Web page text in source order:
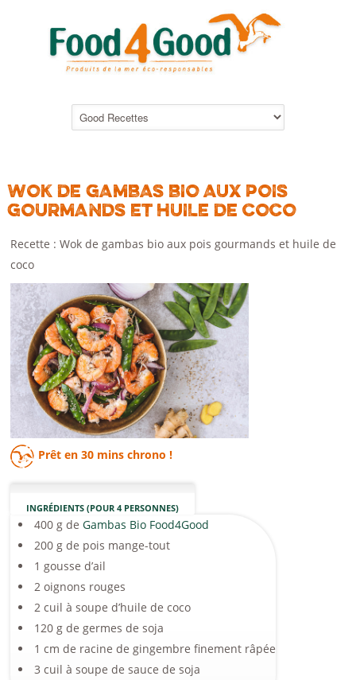
WOK DE GAMBAS BIO AUX POIS
GOURMANDS ET HUILE DE COCO
Recette : Wok de gambas bio aux pois gourmands et huile de
coco
Prêt en30 mins chrono !
INGRÉDIENTS (POUR 4 PERSONNES)
400 g deGambas Bio Food4Good
200 g de pois mange-tout
1 gousse d’ail
2 oignons rouges
2 cuil à soupe d’huile de coco
120 g de germes de soja
1 cm de racine de gingembre finement râpée
3 cuil à soupe de sauce de soja